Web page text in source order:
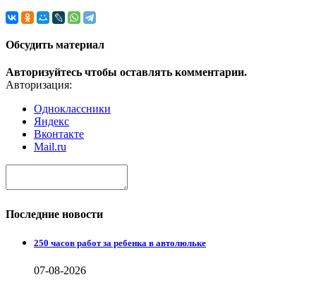
Обсудить материал
Авторизуйтесь чтобы оставлять комментарии.
Авторизация:
Одноклассники
Яндекс
Вконтакте
Mail.ru
Последние новости
250 часов работ за ребенка в автолюльке
07-08-2026